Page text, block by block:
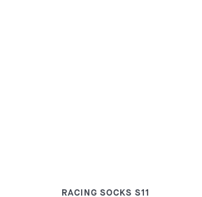
RACING SOCKS S11